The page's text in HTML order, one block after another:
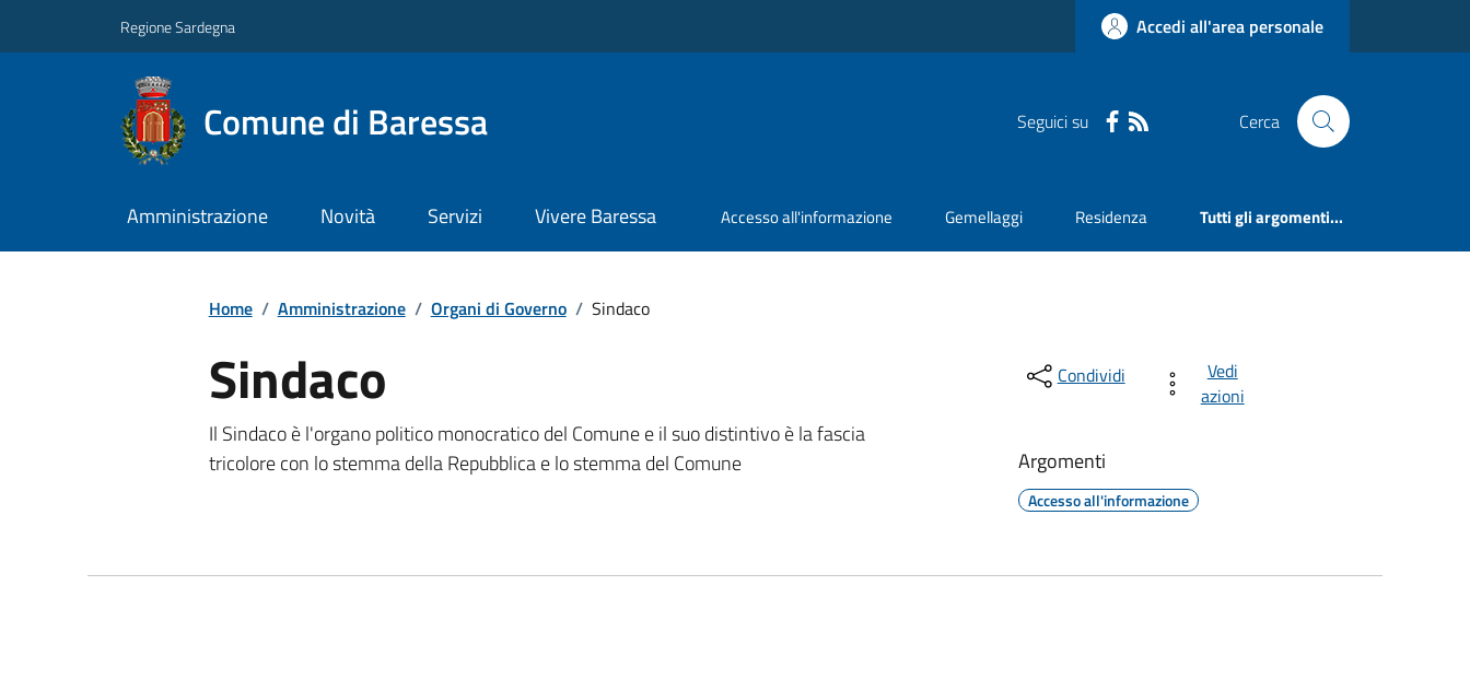
Regione Sardegna Accedi all'area personale
Comune di Baressa Seguici su Cerca
Amministrazione Novità Servizi Vivere Baressa Accesso all'informazione Gemellaggi Residenza Tutti gli argomenti...
Home / Amministrazione / Organi di Governo / Sindaco
Sindaco
Il Sindaco è l'organo politico monocratico del Comune e il suo distintivo è la fascia
tricolore con lo stemma della Repubblica e lo stemma del Comune
Condividi
Vedi
azioni
Argomenti
Accesso all'informazione